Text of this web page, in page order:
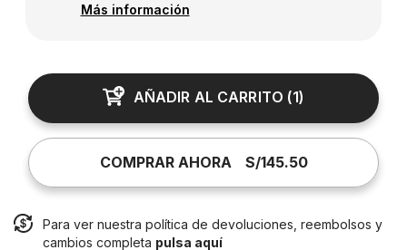
Más información
AÑADIR AL CARRITO (1)
COMPRAR AHORA S/145.50
Para ver nuestra política de devoluciones, reembolsos y
cambios completa pulsa aquí